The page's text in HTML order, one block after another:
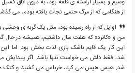
وسیع و بسیار آراسته ی قلعه بود، به درون اتاق
از هنگامی که از مرگ حتمی نجات یافته بودم، می
اوایل که از راه رسیده بود، مثل یک گربه ی
من و «کانرد» که هفت سال داشتیم، همیشه در حال
این کار یک قایم باشک بازی لذت بخش بود. اما
شد، فقط دلش می خواست تنها باشد. اگر پیدایش
شد. هیس هیس می کرد، خرناس می کشید و کتک